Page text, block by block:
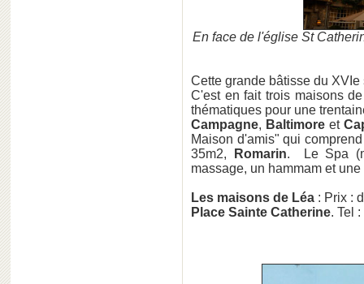
En face de l'église St
Cette grande bâtisse du
C'est en fait trois maisons
thématiques pour une
Campagne, Baltimore et
Maison d'amis" qui
35m2,
Romarin. Le Spa
massage, un hammam et
Les maisons de Léa : Prix :
Place Sainte Catherine. Tel